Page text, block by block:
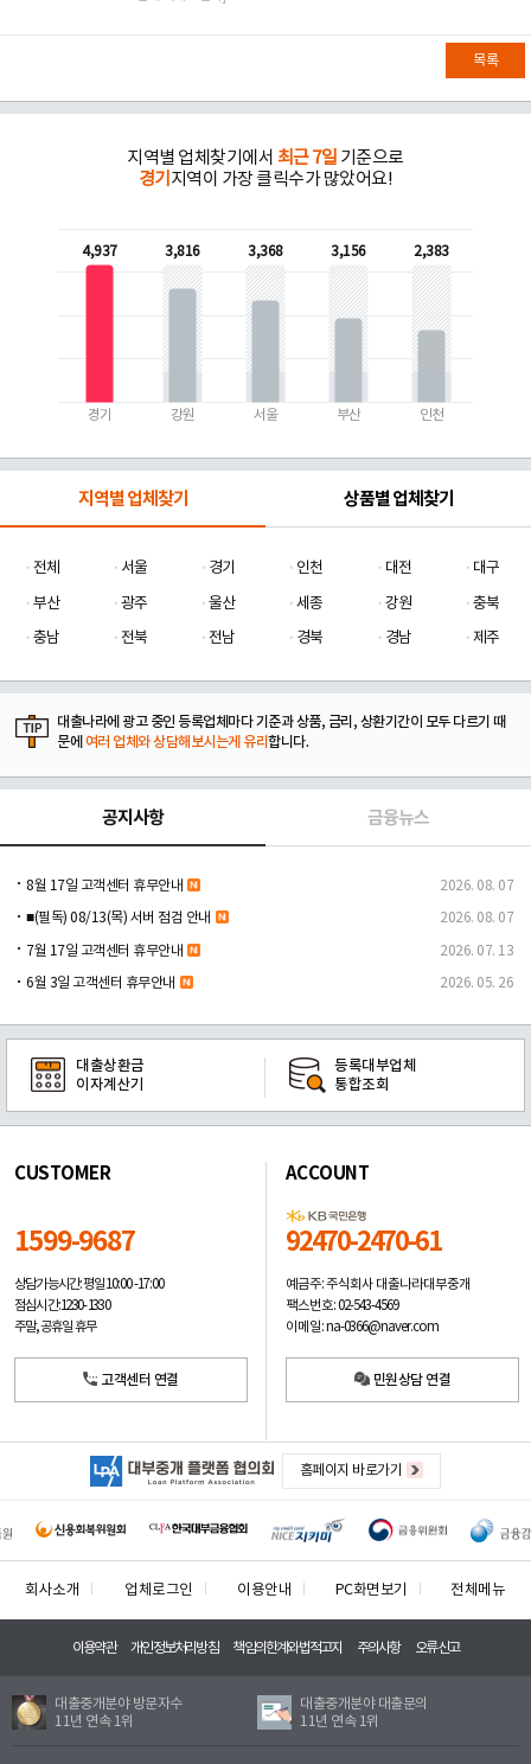
목록
지역별 업체찾기에서 최근 7일 기준으로
경기 지역이 가장 클릭수가 많았어요!
4,937
경기
3,816
강원
3,368
서울
3,156
부산
2,383
인천
지역별 업체찾기 상품별 업체찾기
전체 서울 경기 인천 대전
대구
부산
광주 울산 세종 강원
충북
충남
전북 전남 경북 경남 제주
대출나라에 광고 중인 등록업체마다 기준과 상품, 금리, 상환기간이 모두 다르기 때
문에 여러 업체와 상담해보시는게 유리합니다.
공지사항 금융뉴스
8월 17일 고객센터 휴무안내 2026. 08. 07
■(필독) 08/13(목) 서버 점검 안내 2026. 08. 07
7월 17일 고객센터 휴무안내 2026. 07. 13
6월 3일 고객센터 휴무안내 2026. 05. 26
대출상환금
이자계산기
등록대부업체
통합조회
CUSTOMER
1599-9687
상담가능시간: 평일10:00 -17:00
점심시간: 12:30 - 13:30
주말, 공휴일 휴무
고객센터 연결
ACCOUNT
92470-2470-61
예금주: 주식회사 대출나라대부중개
팩스번호: 02-543-4569
이메일: na-0366@naver.com
민원상담 연결
홈페이지 바로가기
회사소개 업체로그인 이용안내 PC화면보기 전체메뉴
이용약관 개인정보처리방침 책임의한계와법적고지 주의사항 오류신고
대출중개분야 방문자수
11년 연속 1위
대출중개분야 대출문의
11년 연속 1위